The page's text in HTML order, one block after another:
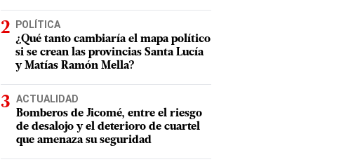
POLÍTICA
¿Qué tanto cambiaría el mapa político
si se crean las provincias Santa Lucía
y Matías Ramón Mella?
ACTUALIDAD
Bomberos de Jicomé, entre el riesgo
de desalojo y el deterioro de cuartel
que amenaza su seguridad